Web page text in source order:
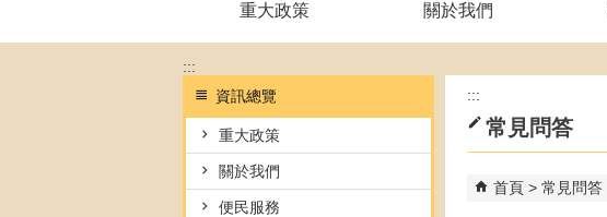
重大政策 關於我們
:::
資訊總覽
重大政策
關於我們
便民服務
:::
常見問答
首頁 常見問答